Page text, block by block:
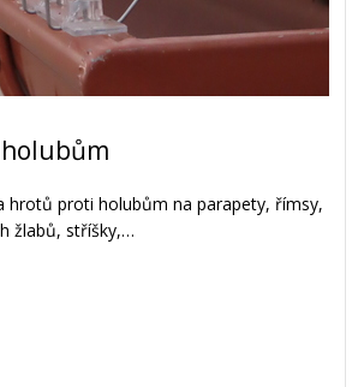
hrotů proti holubům na parapety, římsy,
žlabů, stříšky,…